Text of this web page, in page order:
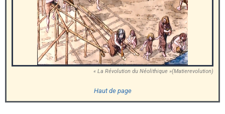
« La Révolution du Néolithique »(Matierevolution)
Haut de page